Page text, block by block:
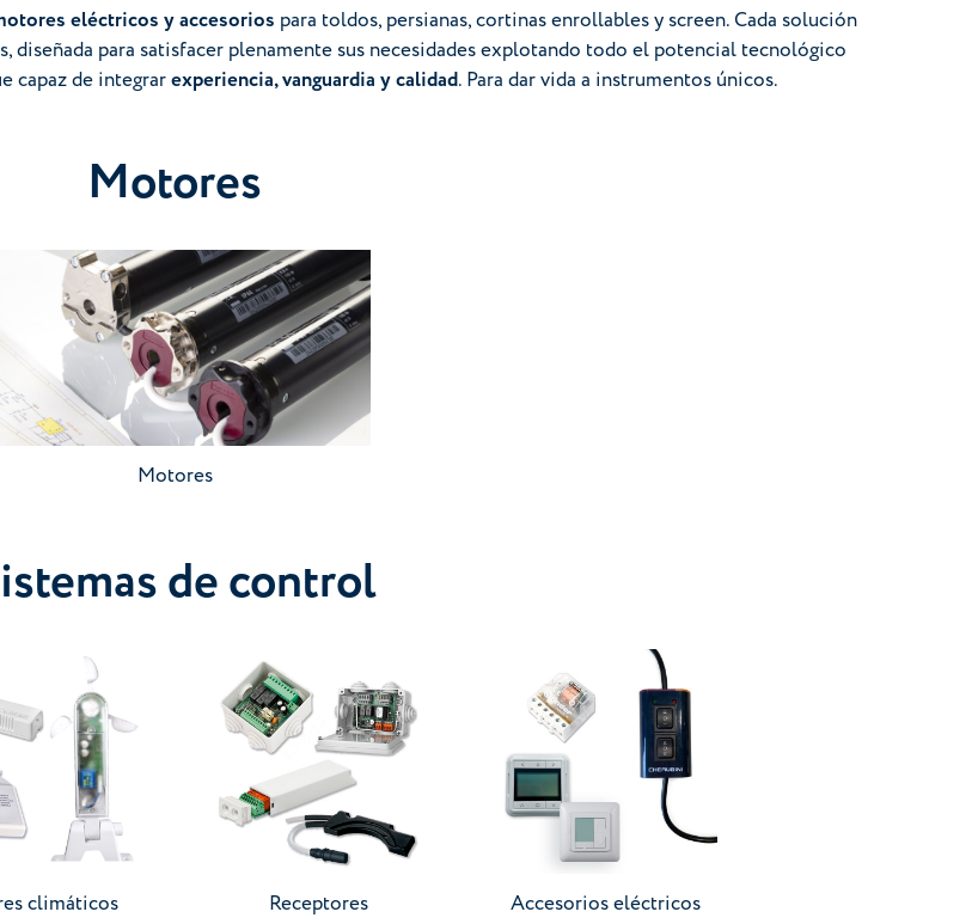
eléctricos y accesorios para toldos, persianas, cortinas enrollables y screen. Cada solución
diseñada para satisfacer plenamente sus necesidades explotando todo el potencial tecnológico
capaz de integrarexperiencia, vanguardia y calidad. Para dar vida a instrumentos únicos.
Motores
Motores
de control
climáticos Receptores Accesorios eléctricos